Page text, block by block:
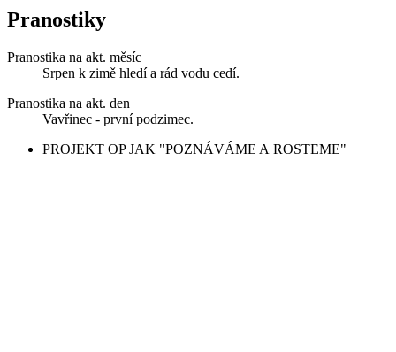
Pranostiky
Pranostika na akt. měsíc
Srpen k zimě hledí a rád vodu cedí.
Pranostika na akt. den
Vavřinec - první podzimec.
PROJEKT OP JAK "POZNÁVÁME A ROSTEME"